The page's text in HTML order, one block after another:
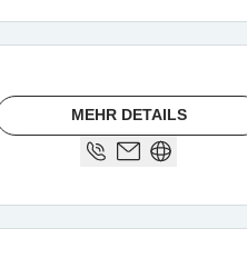
MEHR DETAILS